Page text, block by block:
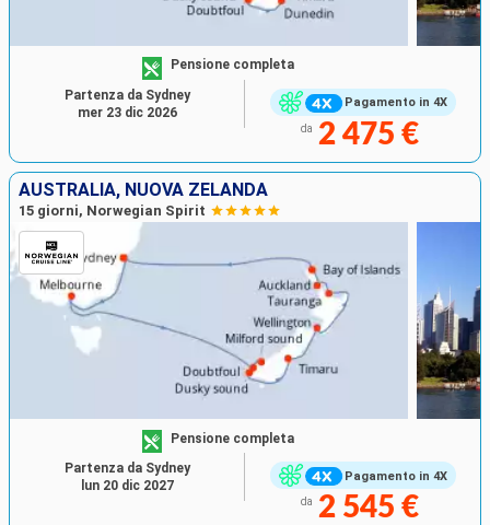
Pagamento in 4X
Pensione completa
da 2 475 €
Partenza da Sydney
mer 23 dic 2026
AUSTRALIA, NUOVA ZELANDA
15 giorni, Norwegian Spirit
Pagamento in 4X
Pensione completa
da 2 545 €
Partenza da Sydney
lun 20 dic 2027